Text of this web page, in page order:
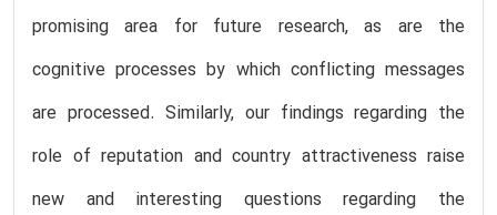
promising area for future research, as are the
cognitive processes by which conflicting messages
are processed. Similarly, our findings regarding the
role of reputation and country attractiveness raise
new and interesting questions regarding the